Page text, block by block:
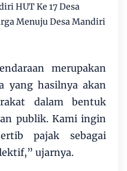
HUT Ke 17 Desa
Menuju Desa Mandiri
merupakan
yang hasilnya akan
dalam bentuk
publik. Kami ingin
pajak sebagai
ujarnya.